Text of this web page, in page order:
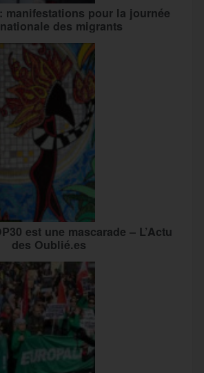
manifestations pour la journée
des migrants
est une mascarade – L’Actu
des Oublié.es